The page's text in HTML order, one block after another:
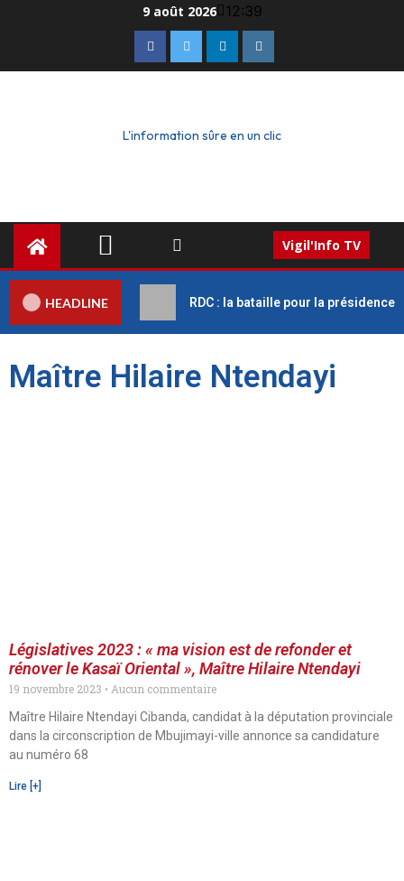
9 août 2026 12:39
L'information sûre en un clic
Vigil'Info TV
HEADLINE RDC : la bataille pour la présidence
Maître Hilaire Ntendayi
Législatives 2023 : « ma vision est de refonder et
rénover le Kasaï Oriental », Maître Hilaire Ntendayi
19 novembre 2023
Aucun commentaire
Maître Hilaire Ntendayi Cibanda, candidat à la députation provinciale
dans la circonscription de Mbujimayi-ville annonce sa candidature
au numéro 68
Lire [+]